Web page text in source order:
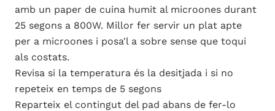
amb un paper de cuina humit al microones durant
25 segons a 800W. Millor fer servir un plat apte
per a microones i posa'l a sobre sense que toqui
als costats.
Revisa si la temperatura és la desitjada i si no
repeteix en temps de 5 segons
Reparteix el contingut del pad abans de fer-lo